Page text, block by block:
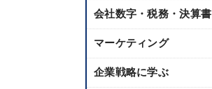
会社数字・税務・決算書
マーケティング
企業戦略に学ぶ